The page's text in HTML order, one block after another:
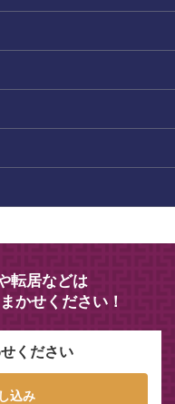
転居などは
かせください！
ください
込み